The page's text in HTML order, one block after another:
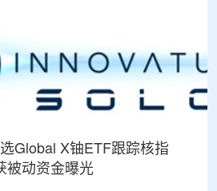
Global X铀ETF跟踪核指
被动资金曝光